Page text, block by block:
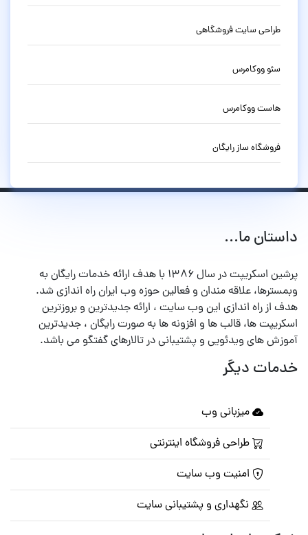
طراحی سایت فروشگاهی
سئو ووکامرس
هاست ووکامرس
فروشگاه ساز رایگان
داستان ما...
پرشین اسکریپت در سال ۱۳۸۶ با هدف ارائه خدمات رایگان به
وبمسترها، علاقه مندان و فعالین حوزه وب ایران راه اندازی شد.
هدف از راه اندازی این وب سایت ، ارائه جدیدترین و بروزترین
اسکریپت ها، قالب ها و افزونه ها به صورت رایگان ، جدیدترین
آموزش های ویدئویی و پشتیبانی در تالارهای گفتگو می باشد.
خدمات دیگر
میزبانی وب
طراحی فروشگاه اینترنتی
امنیت وب سایت
نگهداری و پشتیبانی سایت